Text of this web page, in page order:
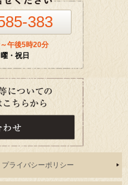
383
午後5時20分
・祝日
プライバシーポリシー